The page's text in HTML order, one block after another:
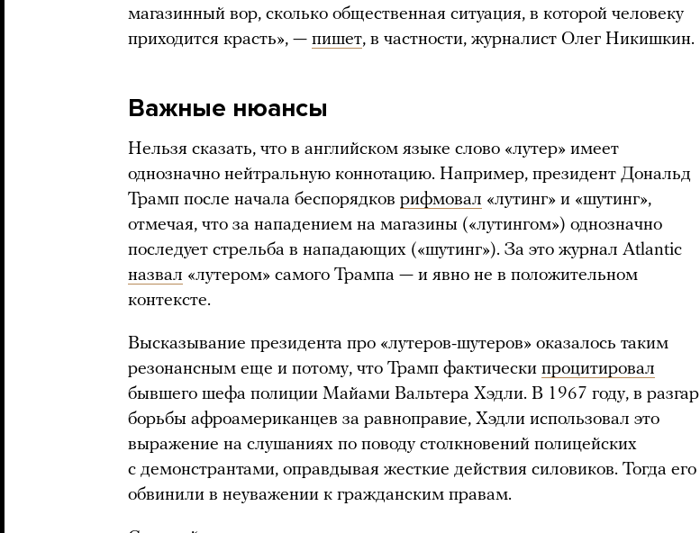
магазинный вор, сколько общественная ситуация, в которой человеку
приходится красть», — пишет, в частности, журналист Олег Никишкин.
Важные нюансы
Нельзя сказать, что в английском языке слово «лутер» имеет
однозначно нейтральную коннотацию. Например, президент Дональд
Трамп после начала беспорядков рифмовал «лутинг» и «шутинг»,
отмечая, что за нападением на магазины («лутингом») однозначно
последует стрельба в нападающих («шутинг»). За это журнал Atlantic
назвал «лутером» самого Трампа — и явно не в положительном
контексте.
Высказывание президента про «лутеров-шутеров» оказалось таким
резонансным еще и потому, что Трамп фактически процитировал
бывшего шефа полиции Майами Вальтера Хэдли. В 1967 году, в разгар
борьбы афроамериканцев за равноправие, Хэдли использовал это
выражение на слушаниях по поводу столкновений полицейских
с демонстрантами, оправдывая жесткие действия силовиков. Тогда его
обвинили в неуважении к гражданским правам.